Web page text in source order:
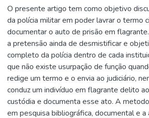
O presente artigo tem como objetivo
da polícia militar em poder lavrar o termo
documentar o auto de prisão em
a pretensão ainda de desmistificar e
completo da polícia dentro de cada
que não existe usurpação de função
redige um termo e o envia ao judiciário,
conduz um indivíduo em flagrante delito
custódia e documenta esse ato. A
em pesquisa bibliográfica, documental e a